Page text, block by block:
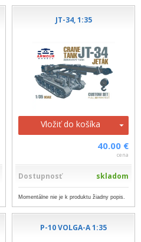
JT-34, 1:35
Vložiť do košíka
40.00 €
cena
Dostupnosť skladom
Momentálne nie je k produktu žiadny popis.
P-10 VOLGA-A 1:35